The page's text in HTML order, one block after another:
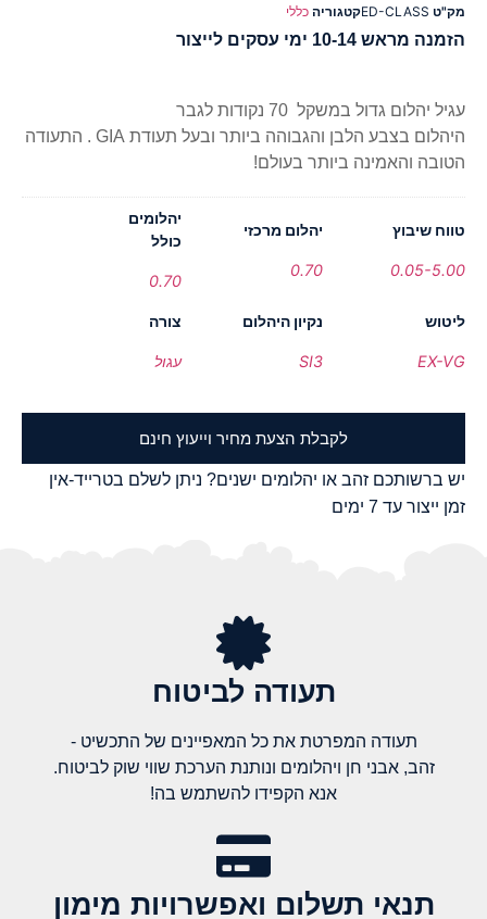
מק"ט ED-CLASSקטגוריה כללי
הזמנה מראש 10-14 ימי עסקים לייצור
עגיל יהלום גדול במשקל 70 נקודות לגבר
היהלום בצבע הלבן והגבוהה ביותר ובעל תעודת GIA . התעודה
הטובה והאמינה ביותר בעולם!
טווח שיבוץ
0.05-5.00
יהלום מרכזי
0.70
יהלומים
כולל
0.70
ליטוש
EX-VG
נקיון היהלום
SI3
צורה
עגול
לקבלת הצעת מחיר וייעוץ חינם
יש ברשותכם זהב או יהלומים ישנים? ניתן לשלם בטרייד-אין
זמן ייצור עד 7 ימים
תעודה לביטוח
תעודה המפרטת את כל המאפיינים של התכשיט -
זהב, אבני חן ויהלומים ונותנת הערכת שווי שוק לביטוח.
אנא הקפידו להשתמש בה!
תנאי תשלום ואפשרויות מימון